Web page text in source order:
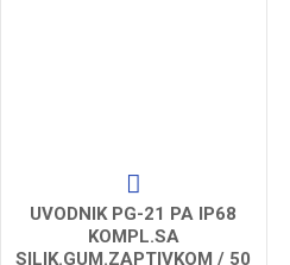
UVODNIK PG-21 PA IP68
KOMPL.SA
SILIK.GUM.ZAPTIVKOM / 50